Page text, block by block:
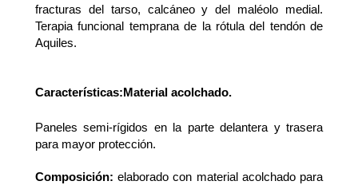
fracturas del tarso, calcáneo y del maléolo medial.
Terapia funcional temprana de la rótula del tendón de
Aquiles.
Características:Material acolchado.
Paneles semi-rígidos en la parte delantera y trasera
para mayor protección.
Composición:elaborado con material acolchado para